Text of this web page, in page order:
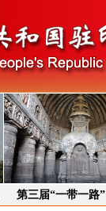
第三届“一带一路